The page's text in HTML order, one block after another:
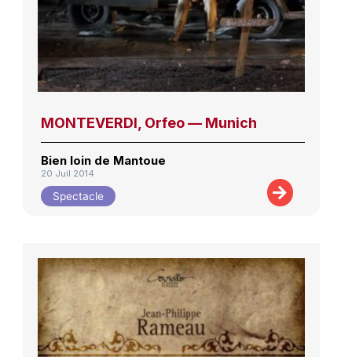
MONTEVERDI, Orfeo — Munich
Bien loin de Mantoue
20 Juil 2014
Spectacle